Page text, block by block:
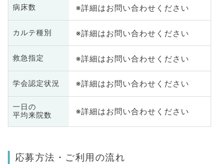
病床数 ※詳細はお問い合わせください
カルテ種別 ※詳細はお問い合わせください
救急指定 ※詳細はお問い合わせください
学会認定状況 ※詳細はお問い合わせください
一日の
平均来院数
※詳細はお問い合わせください
応募方法・ご利用の流れ